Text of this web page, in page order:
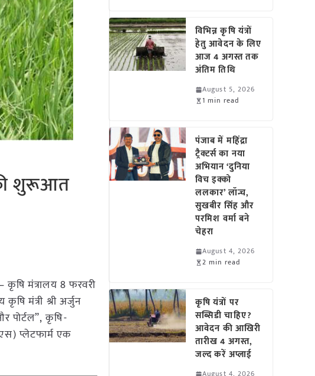
की शुरूआत
कृषि मंत्रालय 8 फरवरी
मंत्री श्री अर्जुन
पोर्टल”, कृषि-
प्लेटफार्म एक
विभिन्न कृषि यंत्रों
हेतु आवेदन के लिए
आज 4 अगस्त तक
अंतिम तिथि
August 5, 2026
1 min read
पंजाब में महिंद्रा
ट्रैक्टर्स का नया
अभियान ‘दुनिया
विच इक्को
ललकार’ लॉन्च,
सुखबीर सिंह और
परमिश वर्मा बने
चेहरा
August 4, 2026
2 min read
कृषि यंत्रों पर
सब्सिडी चाहिए?
आवेदन की आखिरी
तारीख 4 अगस्त,
जल्द करें अप्लाई
August 4, 2026